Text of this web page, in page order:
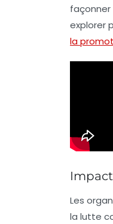
façonner
explorer
la
Les
la lutte